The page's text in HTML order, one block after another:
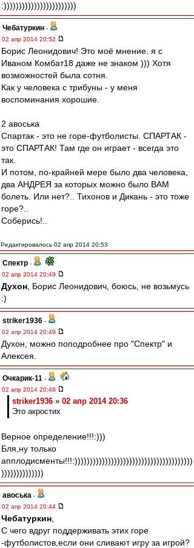
:))))))))))))))))))))))))
Чебатуркин -
02 апр 2014 20:52
Борис Леонидович! Это моё мнение. я с
Иваном Комбат18 даже не знаком ))) Хотя
возможностей была сотня.
Как у человека с трибуны - у меня
воспоминания хорошие.
2 авоська
Спартак - это не горе-футболисты. СПАРТАК -
это СПАРТАК! Там где он играет - всегда это
так.
И потом, по-крайней мере было два человека,
два АНДРЕЯ за которых можно было ВАМ
болеть. Или нет?.. Тихонов и Дикань - это тоже
горе?..
Соберись!..
Редактировалось 02 апр 2014 20:53
Спектр -
02 апр 2014 20:49
Духон , Борис Леонидович, боюсь, не возьмусь
:)
striker1936 -
02 апр 2014 20:49
Духон, можно поподробнее про "Спектр" и
Алексея.
Очкарик-11 -
02 апр 2014 20:48
striker1936 » 02 апр 2014 20:36
Это акростих
Верное определение!!!:)))
Бля,ну только
апплодисменты!!!:)))))))))))))))))))))))))))))))))))))))
))))))))))))))
авоська -
02 апр 2014 20:44
Чебатуркин
С чего вдруг поддерживать этих горе
-футболистов,если они сливают игру за игрой?